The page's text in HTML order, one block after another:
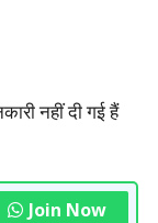
नहीं दी गई हैं
Join Now